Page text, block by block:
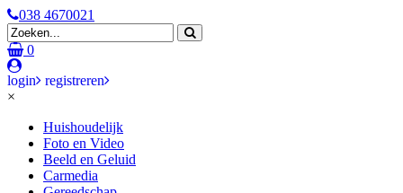
038 4670021
0
login
registreren
×
Huishoudelijk
Foto en Video
Beeld en Geluid
Carmedia